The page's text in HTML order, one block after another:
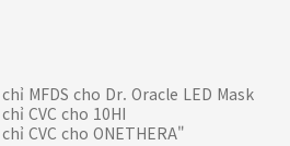
MFDS cho Dr. Oracle LED Mask
CVC cho 10HI
CVC cho ONETHERA"